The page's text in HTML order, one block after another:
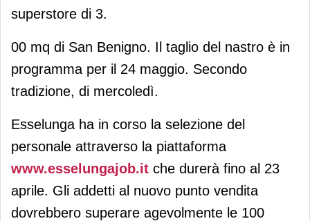
superstore di 3.
00 mq di San Benigno. Il taglio del nastro è in
programma per il 24 maggio. Secondo
tradizione, di mercoledì.
Esselunga ha in corso la selezione del
personale attraverso la piattaforma
www.esselungajob.it che durerà fino al 23
aprile. Gli addetti al nuovo punto vendita
dovrebbero superare agevolmente le 100